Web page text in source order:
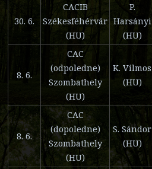
30. 6.
CACIB
Székesféhérvár
(HU)
P.
Harsányi
(HU)
8. 6.
CAC
(odpoledne)
Szombathely
(HU)
K. Vilmos
(HU)
8. 6.
CAC
(dopoledne)
Szombathely
(HU)
S. Sándor
(HU)